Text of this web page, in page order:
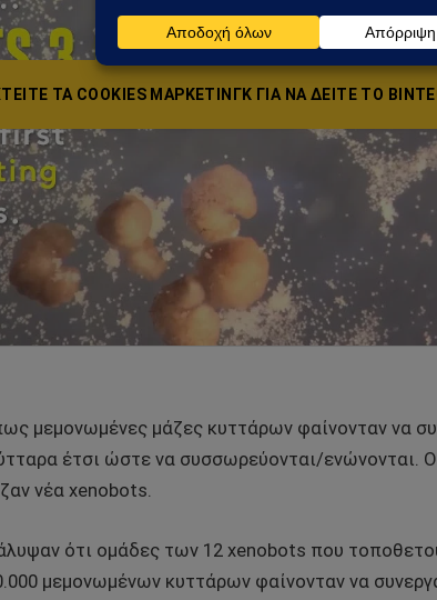
ΤΑ COOKIES ΜΆΡΚΕΤΙΝΓΚ ΓΙΑ ΝΑ ΔΕΊΤΕ ΤΟ
μεμονωμένες μάζες κυττάρων φαίνονταν να
έτσι ώστε να συσσωρεύονται/ενώνονται.
νέα xenobots.
ότι ομάδες των 12 xenobots που
μεμονωμένων κυττάρων φαίνονταν να